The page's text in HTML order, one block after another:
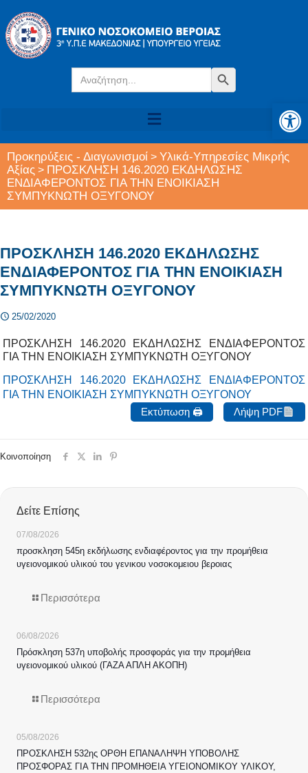
Search
for:
Search Button
Προκηρύξεις - Διαγωνισμοί > Υλικά-Υπηρεσίες Μικρής
Αξίας > ΠΡΟΣΚΛΗΣΗ 146.2020 ΕΚΔΗΛΩΣΗΣ
ΕΝΔΙΑΦΕΡΟΝΤΟΣ ΓΙΑ ΤΗΝ ΕΝΟΙΚΙΑΣΗ
ΣΥΜΠΥΚΝΩΤΗ ΟΞΥΓΟΝΟΥ
ΠΡΟΣΚΛΗΣΗ 146.2020 ΕΚΔΗΛΩΣΗΣ
ΕΝΔΙΑΦΕΡΟΝΤΟΣ ΓΙΑ ΤΗΝ ΕΝΟΙΚΙΑΣΗ
ΣΥΜΠΥΚΝΩΤΗ ΟΞΥΓΟΝΟΥ
25/02/2020
ΠΡΟΣΚΛΗΣΗ 146.2020 ΕΚΔΗΛΩΣΗΣ ΕΝΔΙΑΦΕΡΟΝΤΟΣ
ΓΙΑ ΤΗΝ ΕΝΟΙΚΙΑΣΗ ΣΥΜΠΥΚΝΩΤΗ ΟΞΥΓΟΝΟΥ
ΠΡΟΣΚΛΗΣΗ 146.2020 ΕΚΔΗΛΩΣΗΣ ΕΝΔΙΑΦΕΡΟΝΤΟΣ
ΓΙΑ ΤΗΝ ΕΝΟΙΚΙΑΣΗ ΣΥΜΠΥΚΝΩΤΗ ΟΞΥΓΟΝΟΥ
Εκτύπωση 🖨
Λήψη PDF
Κοινοποίηση
Δείτε Επίσης
07/08/2026
προσκληση 545η εκδήλωσης ενδιαφέροντος για την προμήθεια
υγειονομικού υλικού του γενικου νοσοκομειου βεροιας
Περισσότερα
06/08/2026
Πρόσκληση 537η υποβολής προσφοράς για την προμήθεια
υγειονομικού υλικού (ΓΑΖΑ ΑΠΛΗ ΑΚΟΠΗ)
Περισσότερα
05/08/2026
ΠΡΟΣΚΛΗΣΗ 532ης ΟΡΘΗ ΕΠΑΝΑΛΗΨΗ ΥΠΟΒΟΛΗΣ
ΠΡΟΣΦΟΡΑΣ ΓΙΑ ΤΗΝ ΠΡΟΜΗΘΕΙΑ ΥΓΕΙΟΝΟΜΙΚΟΥ ΥΛΙΚΟΥ,